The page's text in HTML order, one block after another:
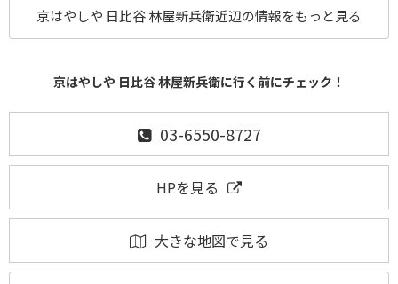
京はやしや 日比谷 林屋新兵衛近辺の情報をもっと見る
京はやしや 日比谷 林屋新兵衛に行く前にチェック！
03-6550-8727
HPを見る
大きな地図で見る